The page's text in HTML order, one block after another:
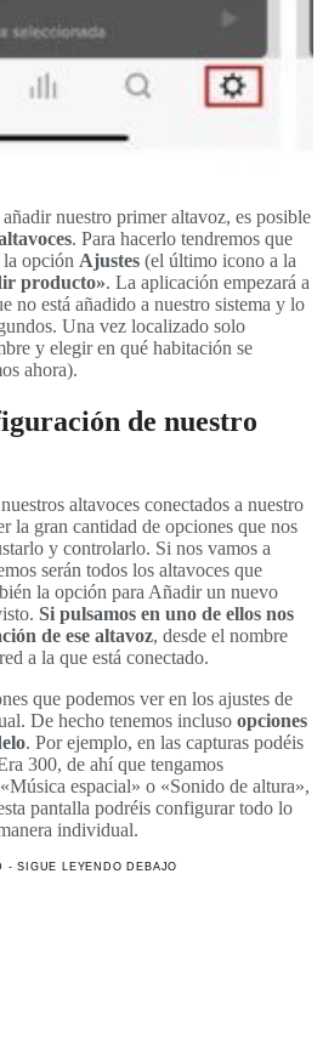
nuestro primer altavoz, es posible
. Para hacerlo tendremos que
opción Ajustes (el último icono a la
producto». La aplicación empezará a
no está añadido a nuestro sistema y lo
Una vez localizado solo
y elegir en qué habitación se
ahora).
de nuestro
altavoces conectados a nuestro
la gran cantidad de opciones que nos
y controlarlo. Si nos vamos a
serán todos los altavoces que
la opción para Añadir un nuevo
Si pulsamos en uno de ellos nos
de ese altavoz, desde el nombre
a la que está conectado.
que podemos ver en los ajustes de
De hecho tenemos incluso opciones
. Por ejemplo, en las capturas podéis
300, de ahí que tengamos
espacial» o «Sonido de altura»,
pantalla podréis configurar todo lo
individual.